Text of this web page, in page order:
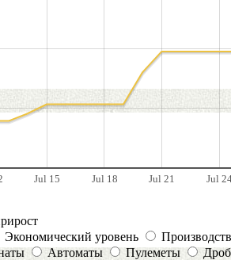
Jul 15 Jul 18 Jul 21 Jul
Экономический уровень
Автоматы Пулеметы